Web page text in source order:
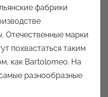
a
фабрики
Отечественные марки
похвастаться таким
как Bartolomeo. На
разнообразные